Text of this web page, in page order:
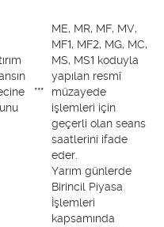
***
ME, MR, MF, MV,
MF1, MF2, MG, MC,
MS, MS1 koduyla
yapılan resmî
müzayede
işlemleri için
geçerli olan seans
saatlerini ifade
eder.
Yarım günlerde
Birincil Piyasa
İşlemleri
kapsamında